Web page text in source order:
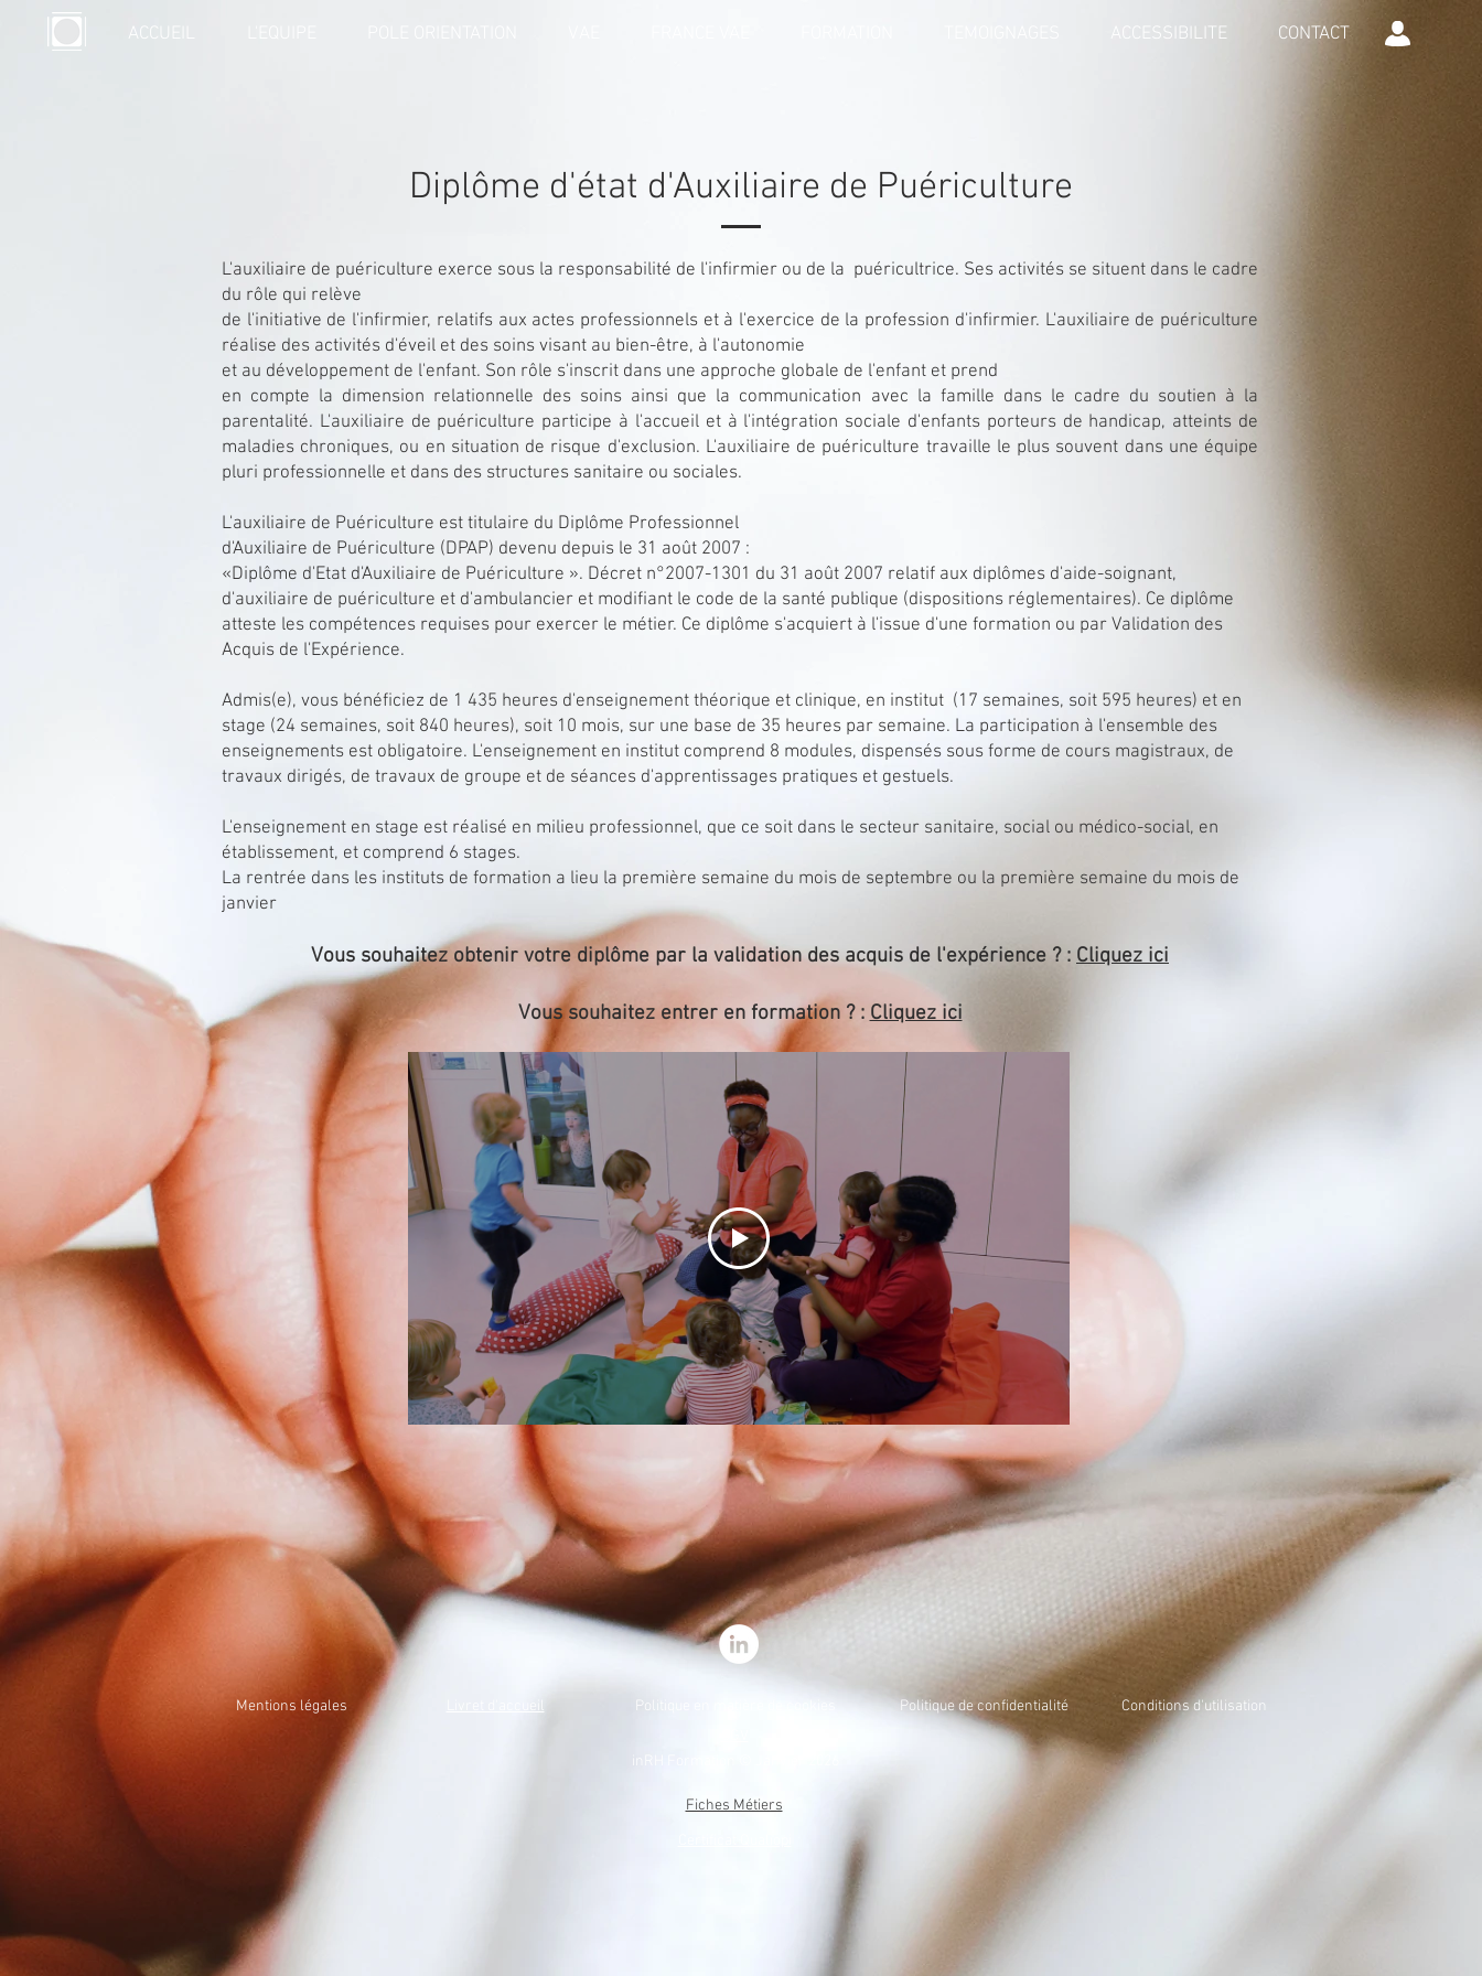
ACCUEIL ACCESSIBILITE CONTACT
Diplôme d'état d'Auxiliaire de Puériculture
L'auxiliaire de puériculture exerce sous la responsabilité de l'infirmier ou de la puéricultrice. Ses activités se situent dans le cadre
du rôle qui relève
de l'initiative de l'infirmier, relatifs aux actes professionnels et à l'exercice de la profession d'infirmier. L'auxiliaire de puériculture
réalise des activités d'éveil et des soins visant au bien-être, à l'autonomie
et au développement de l'enfant. Son rôle s'inscrit dans une approche globale de l'enfant et prend
en compte la dimension relationnelle des soins ainsi que la communication avec la famille dans le cadre du soutien à la
parentalité. L'auxiliaire de puériculture participe à l'accueil et à l'intégration sociale d'enfants porteurs de handicap, atteints de
maladies chroniques, ou en situation de risque d'exclusion. L'auxiliaire de puériculture travaille le plus souvent dans une équipe
pluri professionnelle et dans des structures sanitaire ou sociales.
L'auxiliaire de Puériculture est titulaire du Diplôme Professionnel
d'Auxiliaire de Puériculture (DPAP) devenu depuis le 31 août 2007 :
«Diplôme d'Etat d'Auxiliaire de Puériculture ». Décret n°2007-1301 du 31 août 2007 relatif aux diplômes d'aide-soignant,
d'auxiliaire de puériculture et d'ambulancier et modifiant le code de la santé publique (dispositions réglementaires). Ce diplôme
atteste les compétences requises pour exercer le métier. Ce diplôme s'acquiert à l'issue d'une formation ou par Validation des
Acquis de l'Expérience.
Admis(e), vous bénéficiez de 1 435 heures d'enseignement théorique et clinique, en institut (17 semaines, soit 595 heures) et en
stage (24 semaines, soit 840 heures), soit 10 mois, sur une base de 35 heures par semaine. La participation à l'ensemble des
enseignements est obligatoire. L'enseignement en institut comprend 8 modules, dispensés sous forme de cours magistraux, de
travaux dirigés, de travaux de groupe et de séances d'apprentissages pratiques et gestuels.
L'enseignement en stage est réalisé en milieu professionnel, que ce soit dans le secteur sanitaire, social ou médico-social, en
établissement, et comprend 6 stages.
La rentrée dans les instituts de formation a lieu la première semaine du mois de septembre ou la première semaine du mois de
janvier
Vous souhaitez obtenir votre diplôme par la validation des acquis de l'expérience ? : Cliquez ici
Vous souhaitez entrer en formation ? :Cliquez ici
Mentions légales Livret d'accueil Politique en matière de cookies Politique de confidentialité
Conditions d'utilisation
Fiches Métiers